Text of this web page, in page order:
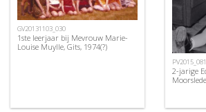
GV20131103_030
1ste leerjaar bij Mevrouw Marie-
Louise Muylle, Gits, 1974(?)
2-jarige